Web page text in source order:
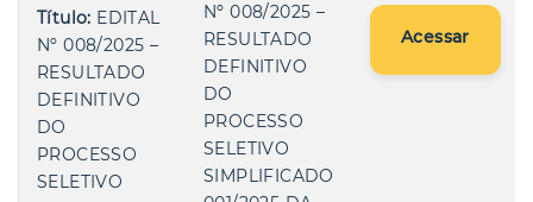
Título: EDITAL
Nº 008/2025 –
RESULTADO
DEFINITIVO
DO
PROCESSO
SELETIVO
Nº 008/2025 –
RESULTADO
DEFINITIVO
DO
PROCESSO
SELETIVO
SIMPLIFICADO
Acessar